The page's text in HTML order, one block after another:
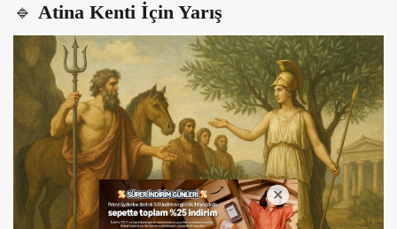
🔹 Atina Kenti İçin Yarış